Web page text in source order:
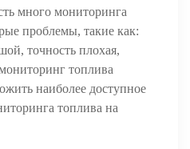
много мониторинга
проблемы, такие как:
точность плохая,
топлива
наиболее доступное
топлива на